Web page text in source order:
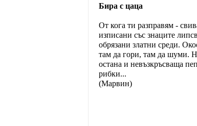
Бира с цаца
От кога ти разправям -
изписани със знаците
обрязани златни среди.
там да гори, там да шуми.
остана и невъзкръсваща
рибки...
(Марвин)